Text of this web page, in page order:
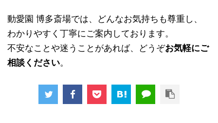
動愛園 博多斎場では、どんなお気持ちも尊重し、
わかりやすく丁寧にご案内しております。
不安なことや迷うことがあれば、どうぞお気軽にご
相談ください。